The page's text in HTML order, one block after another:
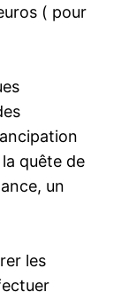
( pour
quête de
un
les